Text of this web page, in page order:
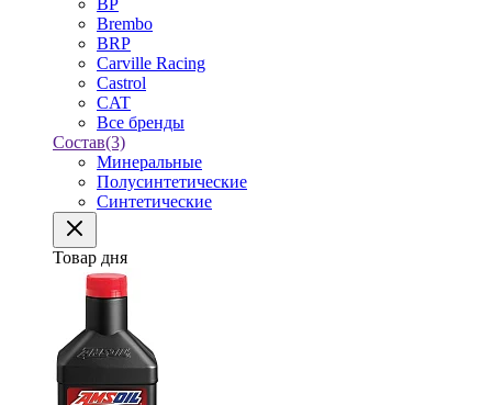
BP
Brembo
BRP
Carville Racing
Castrol
CAT
Все бренды
Состав(3)
Минеральные
Полусинтетические
Синтетические
Товар дня